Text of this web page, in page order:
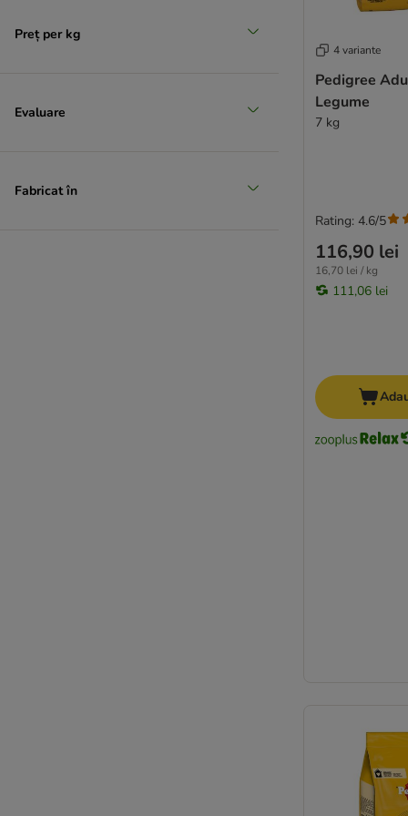
JULIUS K-9
Cesar
★ Lukullus A Casa
Preț per kg
Evaluare
Fabricat în
4 variante
Pedigree
Legume
7 kg
116,90 lei
16,70 lei / kg
111,06 lei
Rating: 4.6/5